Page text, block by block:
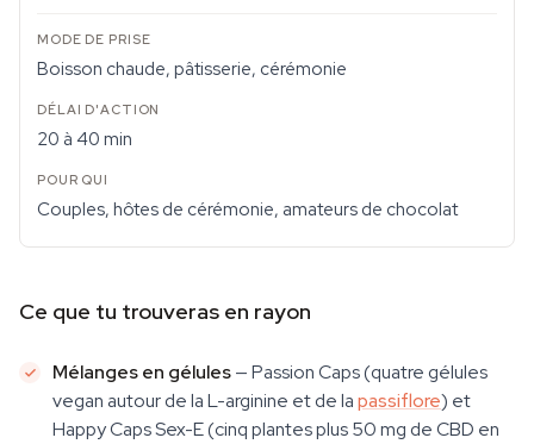
Boisson chaude, pâtisserie, cérémonie
20 à 40 min
Couples, hôtes de cérémonie, amateurs de chocolat
Ce que tu trouveras en rayon
Mélanges en gélules— Passion Caps (quatre gélules
vegan autour de la L-arginine et de lapassiflore) et
Happy Caps Sex-E (cinq plantes plus 50 mg de CBD en